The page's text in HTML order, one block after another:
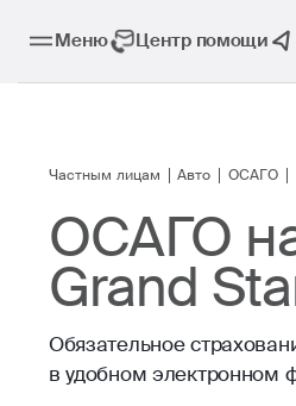
Меню Центр помощи
Частным лицам Авто ОСАГО
ОСАГО
Grand
Обязательное
в удобном электронном